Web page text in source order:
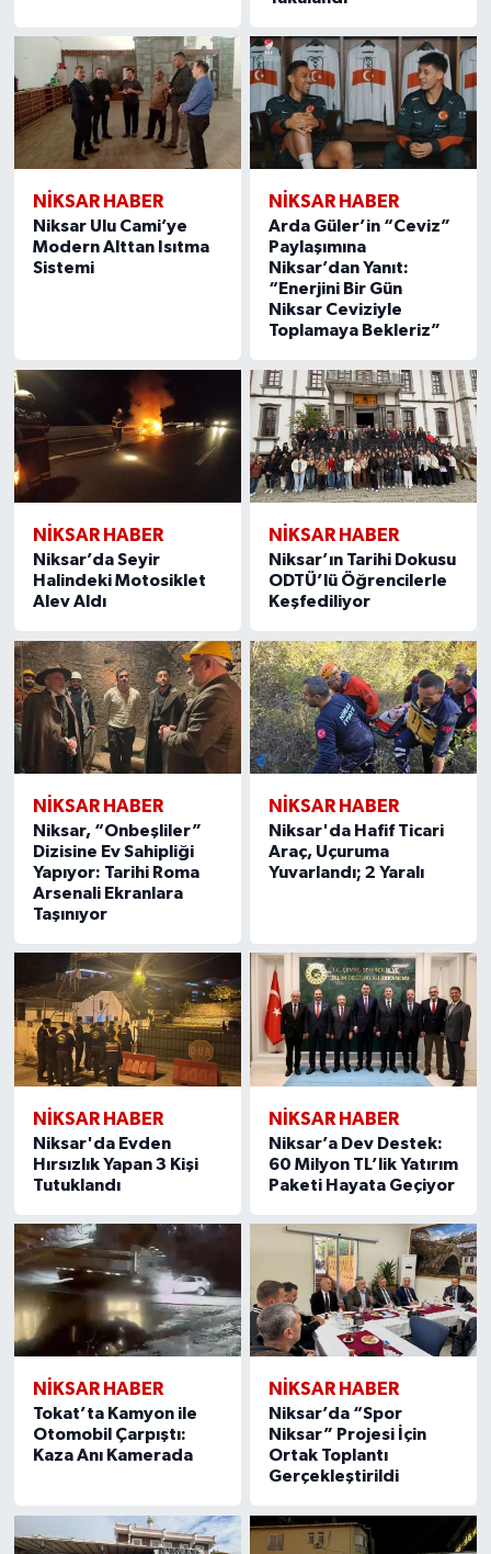
NİKSAR HABER
Niksar Ulu Cami’ye
Modern Alttan Isıtma
Sistemi
NİKSAR HABER
Arda Güler’in “Ceviz”
Paylaşımına
Niksar’dan Yanıt:
“Enerjini Bir Gün
Niksar Ceviziyle
Toplamaya Bekleriz”
NİKSAR HABER
Niksar’da Seyir
Halindeki Motosiklet
Alev Aldı
NİKSAR HABER
Niksar’ın Tarihi Dokusu
ODTÜ’lü Öğrencilerle
Keşfediliyor
NİKSAR HABER
Niksar, “Onbeşliler”
Dizisine Ev Sahipliği
Yapıyor: Tarihi Roma
Arsenali Ekranlara
Taşınıyor
NİKSAR HABER
Niksar'da Hafif Ticari
Araç, Uçuruma
Yuvarlandı; 2 Yaralı
NİKSAR HABER
Niksar'da Evden
Hırsızlık Yapan 3 Kişi
Tutuklandı
NİKSAR HABER
Niksar’a Dev Destek:
60 Milyon TL’lik Yatırım
Paketi Hayata Geçiyor
NİKSAR HABER
Tokat’ta Kamyon ile
Otomobil Çarpıştı:
Kaza Anı Kamerada
NİKSAR HABER
Niksar’da “Spor
Niksar” Projesi İçin
Ortak Toplantı
Gerçekleştirildi